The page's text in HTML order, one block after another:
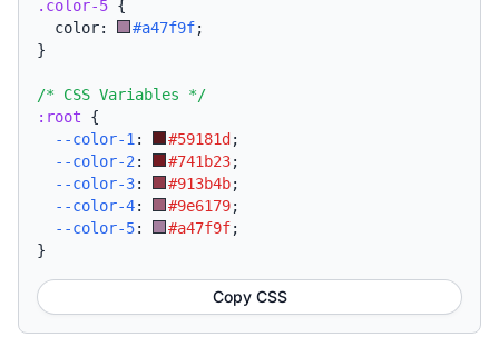
.color-5 {
  color:
#a47f9f;
}
/* CSS Variables */
:root {
--color-1 : #59181d ;
--color-2 : #741b23;
--color-3: #913b4b;
--color-4: #9e6179;
--color-5: #a47f9f;
}
Copy CSS